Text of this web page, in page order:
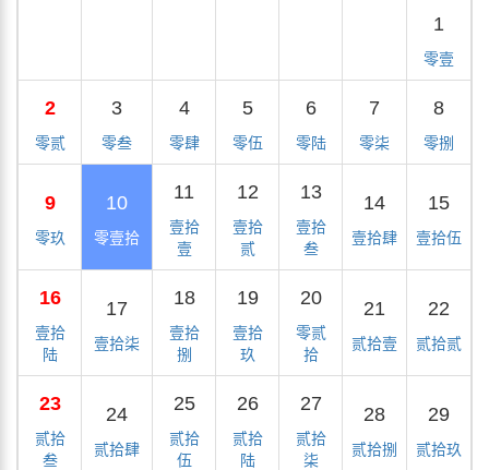
1
零壹
2
零贰
3
零叁
4
零肆
5
零伍
6
零陆
7
零柒
8
零捌
9
零玖
10
零壹拾
11
壹拾
壹
12
壹拾
贰
13
壹拾
叁
14
壹拾肆
15
壹拾伍
16
壹拾
陆
17
壹拾柒
18
壹拾
捌
19
壹拾
玖
20
零贰
拾
21
贰拾壹
22
贰拾贰
23
贰拾
叁
24
贰拾肆
25
贰拾
伍
26
贰拾
陆
27
贰拾
柒
28
贰拾捌
29
贰拾玖